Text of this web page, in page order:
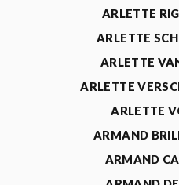
ARLETTE
ARLETTE
ARLETTE
ARLETTE
ARLETTE
ARMAND
ARMAND